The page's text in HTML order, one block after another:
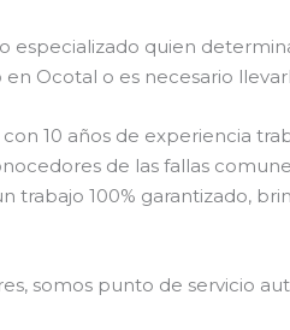
quien
Ocotal o es necesario
10 años de experiencia
de las fallas
trabajo 100% garantizado,
somos punto de servicio